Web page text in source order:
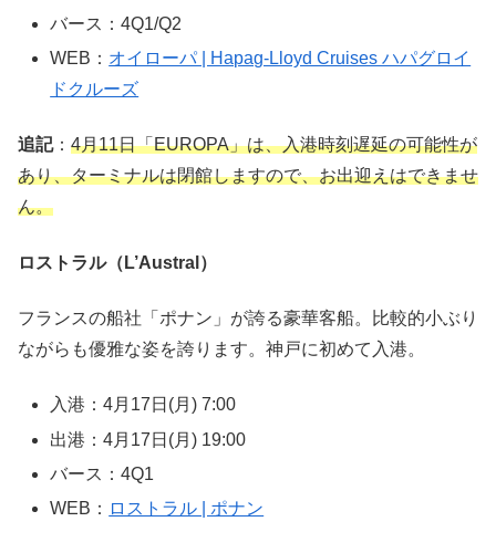
バース：4Q1/Q2
WEB： オイローパ | Hapag-Lloyd Cruises ハパグロイ
ドクルーズ
追記： 4月11日「EUROPA」は、入港時刻遅延の可能性が
あり、ターミナルは閉館しますので、お出迎えはできませ
ん。
ロストラル（L’Austral）
フランスの船社「ポナン」が誇る豪華客船。比較的小ぶり
ながらも優雅な姿を誇ります。神戸に初めて入港。
入港：4月17日(月) 7:00
出港：4月17日(月) 19:00
バース：4Q1
WEB： ロストラル | ポナン